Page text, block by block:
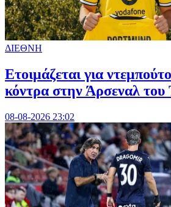
ΔΙΕΘΝΗ
Ετοιμάζεται για
κόντρα στην Άρσεναλ του
08-08-2026 23:02